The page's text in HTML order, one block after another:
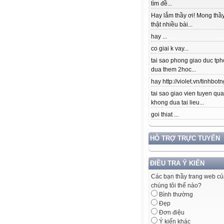
tìm đề...
Hay lắm thầy ơi! Mong
thật nhiều bài...
hay ...
co giai k vay...
tai sao phong giao duc
dua them 2hoc...
hay http://violet.vn/
tai sao giao vien tuyen
khong dua tai lieu...
goi thiat ...
HỖ TRỢ TRỰC TUYẾN
ĐIỀU TRA Ý KIẾN
Các bạn thầy trang web
chúng tôi thế nào?
Bình thường
Đẹp
Đơn điệu
Ý kiến khác